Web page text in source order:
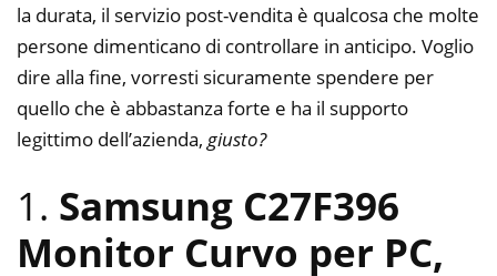
la durata, il servizio post-vendita è qualcosa che molte
persone dimenticano di controllare in anticipo. Voglio
dire alla fine, vorresti sicuramente spendere per
quello che è abbastanza forte e ha il supporto
legittimo dell’azienda, giusto?
1. Samsung C27F396
Monitor Curvo per PC,